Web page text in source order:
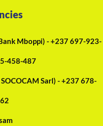
Mboppi) - +237 697-923-
458-487
Sarl) - +237 678-